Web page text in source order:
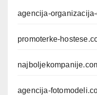
agencija-
promoterke-
agencija-